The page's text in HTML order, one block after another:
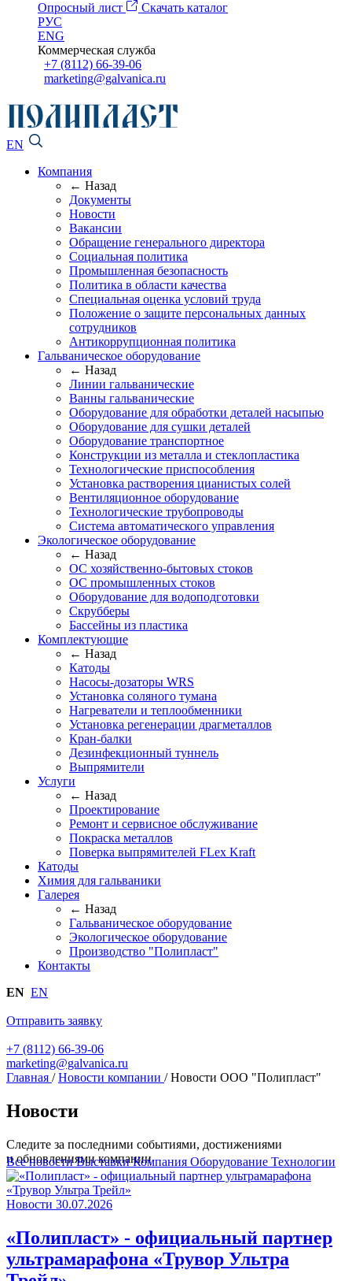
Опросный лист
Скачать каталог
РУС
ENG
Коммерческая служба
+7 (8112) 66-39-06
marketing@galvanica.ru
EN
Компания
← Назад
Документы
Новости
Вакансии
Обращение генерального директора
Социальная политика
Промышленная безопасность
Политика в области качества
Специальная оценка условий труда
Положение о защите персональных данных
сотрудников
Антикоррупционная политика
Гальваническое оборудование
← Назад
Линии гальванические
Ванны гальванические
Оборудование для обработки деталей насыпью
Оборудование для сушки деталей
Оборудование транспортное
Конструкции из металла и стеклопластика
Технологические приспособления
Установка растворения цианистых солей
Вентиляционное оборудование
Технологические трубопроводы
Система автоматического управления
Экологическое оборудование
← Назад
ОС хозяйственно-бытовых стоков
ОС промышленных стоков
Оборудование для водоподготовки
Скрубберы
Бассейны из пластика
Комплектующие
← Назад
Катоды
Насосы-дозаторы WRS
Установка соляного тумана
Нагреватели и теплообменники
Установка регенерации драгметаллов
Кран-балки
Дезинфекционный туннель
Выпрямители
Услуги
← Назад
Проектирование
Ремонт и сервисное обслуживание
Покраска металлов
Поверка выпрямителей FLex Kraft
Катоды
Химия для гальваники
Галерея
← Назад
Гальваническое оборудование
Экологическое оборудование
Производство "Полипласт"
Контакты
EN EN
Отправить заявку
+7 (8112) 66-39-06
marketing@galvanica.ru
Главная / Новости компании / Новости ООО "Полипласт"
Новости
Следите за последними событиями, достижениями
и обновлениями компании
Все новостиВыставкиКомпания Оборудование Технологии
Новости 30.07.2026
«Полипласт» - официальный партнер
ультрамарафона «Трувор Ультра